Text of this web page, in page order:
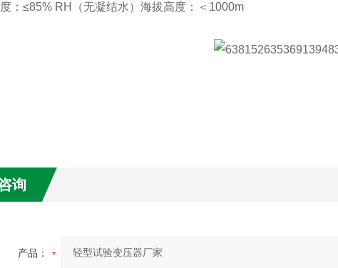
：≤85% RH（无凝结水）海拔高度：＜1000m
询
产品：